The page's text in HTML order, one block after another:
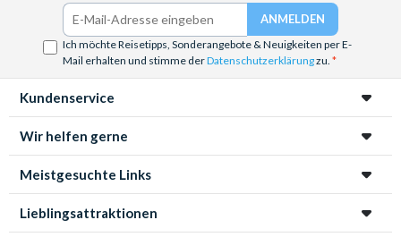
Landschaft erkunden. Genießen Sie unvergessliche Erlebnisse
Fahrt mit dem Heißluftballon zu
Sonnenuntergang,Helikopter RundflugoderWildwasser
Ich möchte Reisetipps, Sonderangebote & Neuigkeiten per E-
Mail erhalten und stimme derDatenschutzerklärungzu.
Kundenservice
Wir helfen gerne
Meistgesuchte Links
Lieblingsattraktionen